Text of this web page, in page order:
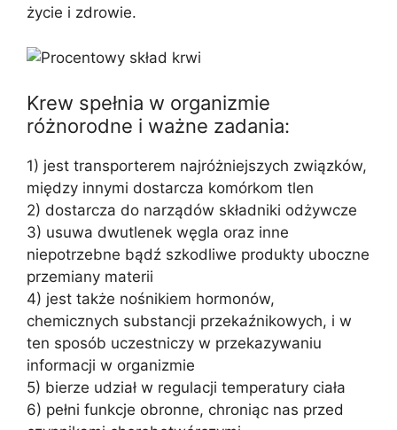
życie i zdrowie.
Krew spełnia w organizmie
różnorodne i ważne zadania:
1) jest transporterem najróżniejszych związków,
między innymi dostarcza komórkom tlen
2) dostarcza do narządów składniki odżywcze
3) usuwa dwutlenek węgla oraz inne
niepotrzebne bądź szkodliwe produkty uboczne
przemiany materii
4) jest także nośnikiem hormonów,
chemicznych substancji przekaźnikowych, i w
ten sposób uczestniczy w przekazywaniu
informacji w organizmie
5) bierze udział w regulacji temperatury ciała
6) pełni funkcje obronne, chroniąc nas przed